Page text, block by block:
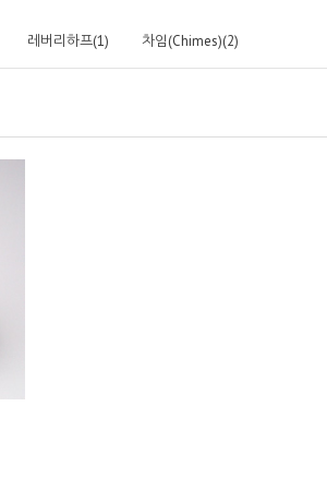
레버리하프(1) 차임(Chimes)(2)